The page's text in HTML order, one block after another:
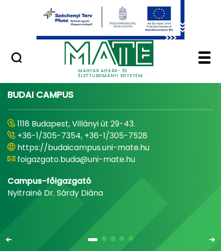
Ugrás a fő tartalomhoz
MAGYAR AGRÁR- ÉS
ÉLETTUDOMÁNYI EGYETEM
Minőségügy
Home - Magyar
BUDAI CAMPUS
1118 Budapest, Villányi út 29-43.
+36-1/305-7354, +36-1/305-7528
https://budaicampus.uni-mate.hu
foigazgato.buda@uni-mate.hu
Campus-főigazgató
Nyitrainé Dr. Sárdy Diána